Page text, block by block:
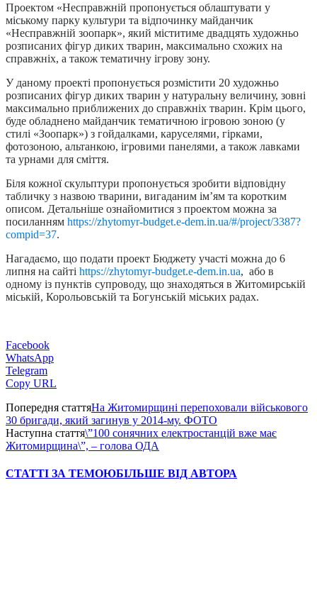
Проектом «Несправжній пропонується облаштувати у
міському парку культури та відпочинку майданчик
«Несправжній зоопарк», який міститиме двадцять художньо
розписаних фігур диких тварин, максимально схожих на
справжніх, а також тематичну ігрову зону.
У даному проекті пропонується розмістити 20 художньо
розписаних фігур диких тварин у натуральну величину, зовні
максимально приближених до справжніх тварин. Крім цього,
буде обладнено майданчик тематичною ігровою зоною (у
стилі «Зоопарк») з гойдалками, каруселями, гірками,
фотозоною, альтанкою, ігровими панелями, а також лавками
та урнами для сміття.
Біля кожної скульптури пропонується зробити відповідну
табличку з назвою тварини, вигаданим ім’ям та коротким
описом. Детальніше ознайомитися з проектом можна за
посиланням https://zhytomyr-budget.e-dem.in.ua/#/project/3387?
compid=37.
Нагадаємо, що подати проект Бюджету участі можна до 6
липня на сайті https://zhytomyr-budget.e-dem.in.ua, або в
одному із пунктів супроводу, що знаходяться в Житомирській
міській, Корольовській та Богунській міських радах.
Facebook
WhatsApp
Telegram
Copy URL
Попередня статтяНа Житомирщині перепоховали військового
30 бригади, який загинув у 2014-му. ФОТО
Наступна стаття\”100 сонячних електростанцій вже має
Житомирщина\”, – голова ОДА
СТАТТІ ЗА ТЕМОЮБІЛЬШЕ ВІД АВТОРА